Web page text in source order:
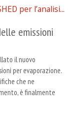
per l’analisi...
emissioni
il nuovo
per evaporazione.
che ne
è finalmente